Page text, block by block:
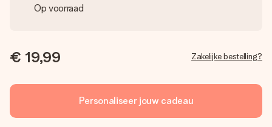
Op voorraad
€ 19,99 Zakelijke bestelling?
Personaliseer jouw cadeau